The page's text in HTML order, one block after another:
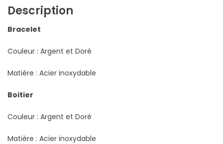
Description
Bracelet
Couleur : Argent et Doré
Matière : Acier inoxydable
Boitier
Couleur : Argent et Doré
Matière : Acier inoxydable